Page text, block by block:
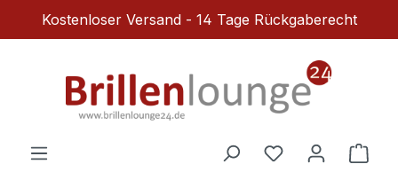
Zum Hauptinhalt springen
Kostenloser Versand - 14 Tage Rückgaberecht
Du hast 0